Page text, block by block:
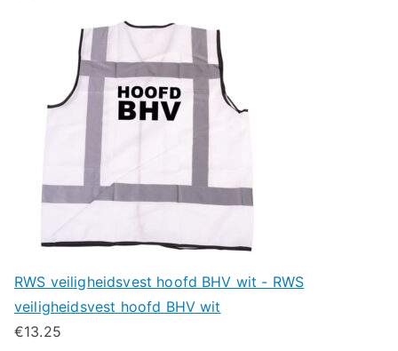
RWS veiligheidsvest hoofd BHV wit - RWS
veiligheidsvest hoofd BHV wit
€13.25